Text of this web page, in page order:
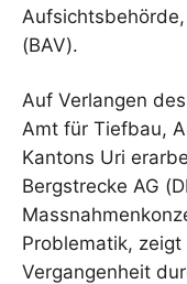
(BAV).
Auf Verlangen
Amt für Tiefbau,
Kantons Uri
Bergstrecke AG
Problematik,
Vergangenheit